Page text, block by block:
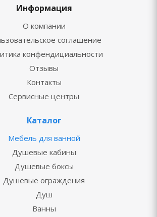
Информация
О компании
соглашение
конфендициальности
Отзывы
Контакты
Сервисные центры
Каталог
Мебель для ванной
Душевые кабины
Душевые боксы
Душевые ограждения
Душ
Ванны